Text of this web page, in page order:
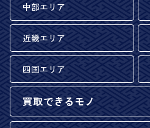
中部エリア
近畿エリア
四国エリア
買取できるモノ